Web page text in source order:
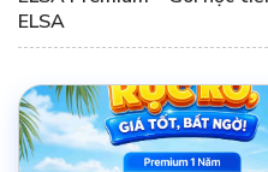
ELSA